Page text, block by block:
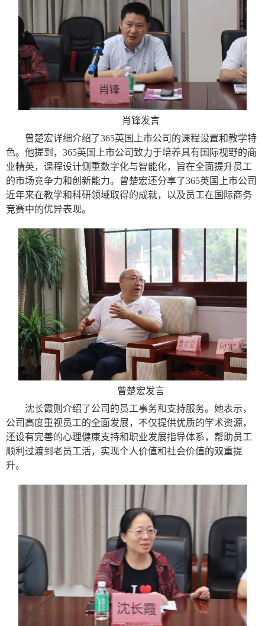
肖锋发言
曾楚宏详细介绍了365英国上市公司的课程设置和教学特
色。他提到，365英国上市公司致力于培养具有国际视野的商
业精英，课程设计侧重数字化与智能化，旨在全面提升员工
的市场竞争力和创新能力。曾楚宏还分享了365英国上市公司
近年来在教学和科研领域取得的成就，以及员工在国际商务
竞赛中的优异表现。
曾楚宏发言
沈长霞则介绍了公司的员工事务和支持服务。她表示，
公司高度重视员工的全面发展，不仅提供优质的学术资源，
还设有完善的心理健康支持和职业发展指导体系，帮助员工
顺利过渡到老员工活，实现个人价值和社会价值的双重提
升。